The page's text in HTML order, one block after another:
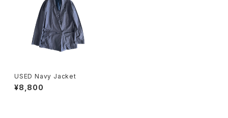
USED Navy Jacket
¥8,800